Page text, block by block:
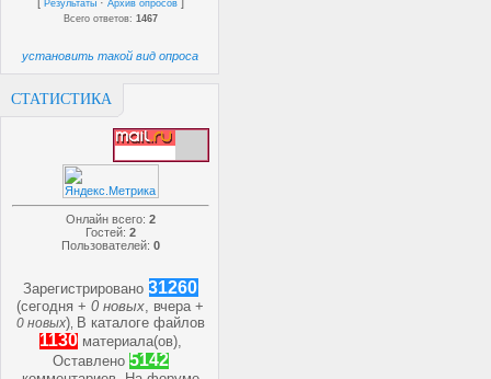
Результаты Архив опросов
Всего ответов: 1467
установить такой вид опроса
СТАТИСТИКА
Онлайн всего: 2
Гостей: 2
Пользователей: 0
Зарегистрировано 31260
(сегодня +0 новых, вчера +
0 новых) В каталоге файлов
1130 материала(ов),
Оставлено 5142